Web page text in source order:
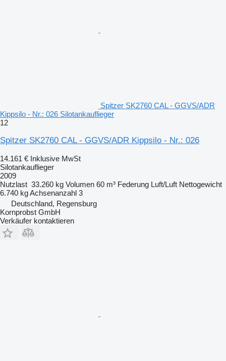
Spitzer SK2760 CAL - GGVS/ADR
Kippsilo - Nr.: 026 Silotankauflieger
12
Spitzer SK2760 CAL - GGVS/ADR Kippsilo - Nr.: 026
14.161 € Inklusive MwSt
Silotankauflieger
2009
Nutzlast 33.260 kg Volumen 60 m³ Federung Luft/Luft Nettogewicht
6.740 kgAchsenanzahl 3
Deutschland, Regensburg
Kornprobst GmbH
Verkäufer kontaktieren